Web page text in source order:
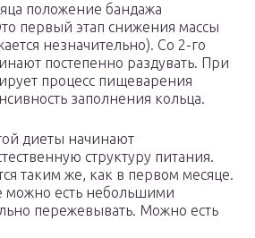
положение бандажа
первый этап снижения массы
незначительно). Со 2-го
постепенно раздувать. При
процесс пищеварения
заполнения кольца.
диеты начинают
структуру питания.
таким же, как в первом месяце.
можно есть небольшими
пережевывать. Можно есть